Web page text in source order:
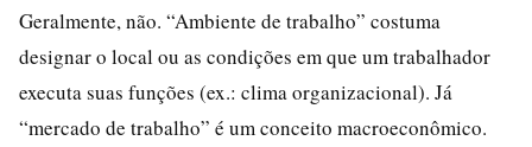
Geralmente, não. “Ambiente de trabalho” costuma
designar o local ou as condições em que um trabalhador
executa suas funções (ex.: clima organizacional). Já
“mercado de trabalho” é um conceito macroeconômico.